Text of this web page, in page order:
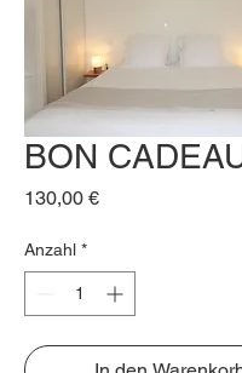
BON
130,00 €Preis
Anzahl *